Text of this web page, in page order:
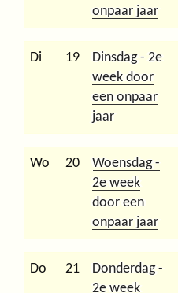
onpaar jaar
Di 19
Dinsdag - 2e
week door
een onpaar
jaar
Wo 20
Woensdag -
2e week
door een
onpaar jaar
Do 21
Donderdag -
2e week